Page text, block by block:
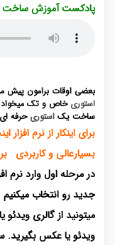
پادکست آموزش ساخت
بعضی اوقات برامون پیش
استوری خاص و تک میخواد …
ساخت یک استوری حرفه
برای اینکار از نرم افزار
بسیارعالی و
در مرحله اول وارد نرم
جدید رو انتخاب
میتونید از گالری
ویدئو یا عکس بگیرید.